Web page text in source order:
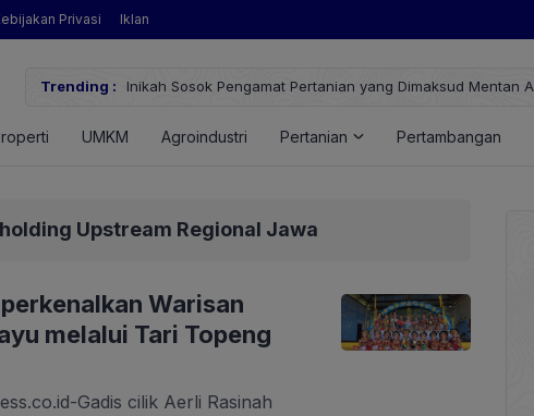
Privasi Iklan
Trending :
Pertanian yang Dimaksud Mentan Amran?
UMKM Agroindustri Pertanian Pertambangan
Upstream Regional Jawa
Warisan
melalui Tari Topeng
Gadis cilik Aerli Rasinah